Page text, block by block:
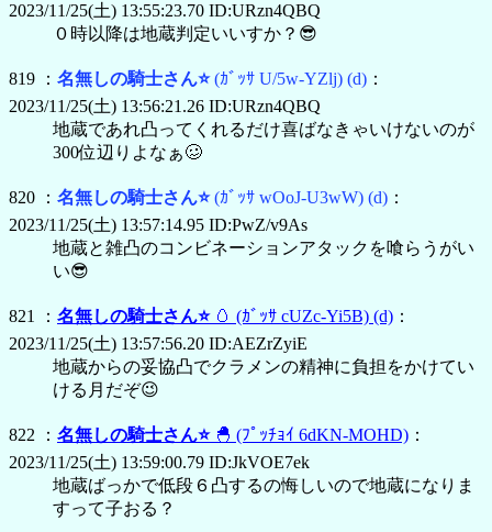
2023/11/25(土) 13:55:23.70 ID:URzn4QBQ
０時以降は地蔵判定いいすか？😎
819 ： 名無しの騎士さん⭐(ｶﾞｯｻ U/5w-YZlj) (d) ：
2023/11/25(土) 13:56:21.26 ID:URzn4QBQ
地蔵であれ凸ってくれるだけ喜ばなきゃいけないのが
300位辺りよなぁ🥴
820 ： 名無しの騎士さん⭐(ｶﾞｯｻ wOoJ-U3wW) (d) ：
2023/11/25(土) 13:57:14.95 ID:PwZ/v9As
地蔵と雑凸のコンビネーションアタックを喰らうがい
い😎
821 ： 名無しの騎士さん⭐ 🥚 (ｶﾞｯｻ cUZc-Yi5B) (d) ：
2023/11/25(土) 13:57:56.20 ID:AEZrZyiE
地蔵からの妥協凸でクラメンの精神に負担をかけてい
ける月だぞ😉
822 ： 名無しの騎士さん⭐ 🐣 (ﾌﾟｯﾁｮｲ 6dKN-MOHD) ：
2023/11/25(土) 13:59:00.79 ID:JkVOE7ek
地蔵ばっかで低段６凸するの悔しいので地蔵になりま
すって子おる？